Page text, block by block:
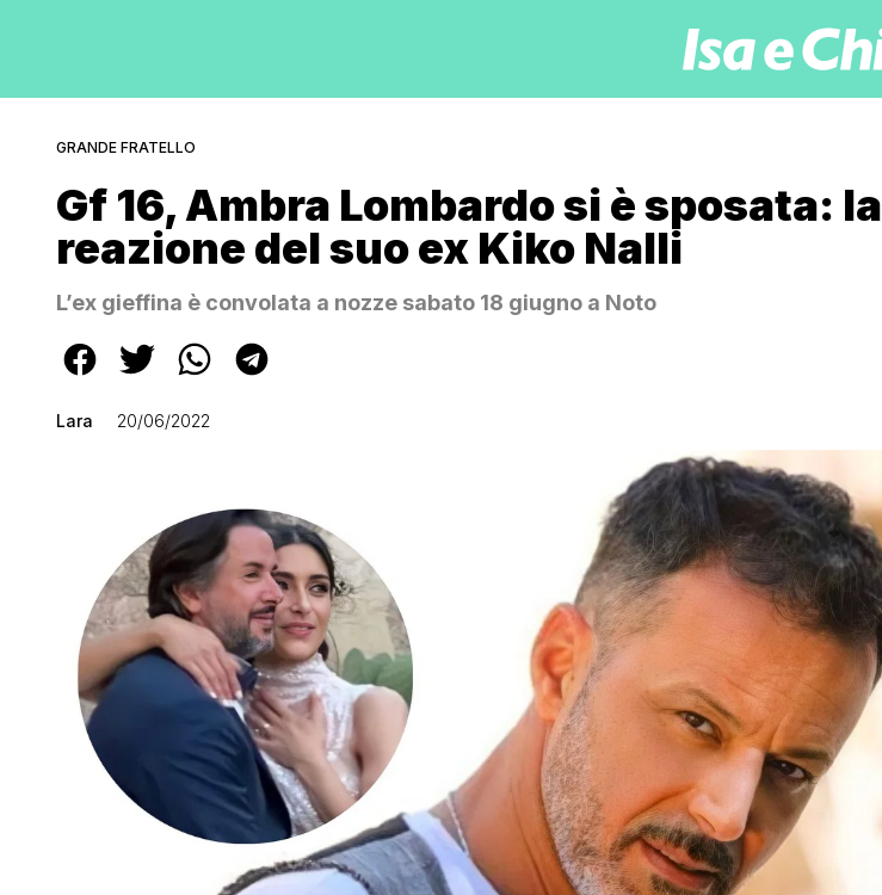
GRANDE FRATELLO
Gf 16, Ambra Lombardo si è sposata: la
reazione del suo ex Kiko Nalli
L’ex gieffina è convolata a nozze sabato 18 giugno a Noto
Lara 20/06/2022